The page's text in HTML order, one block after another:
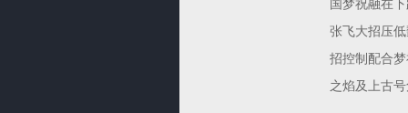
国梦祝融在
张飞大招压
招控制配合
之焰及上古